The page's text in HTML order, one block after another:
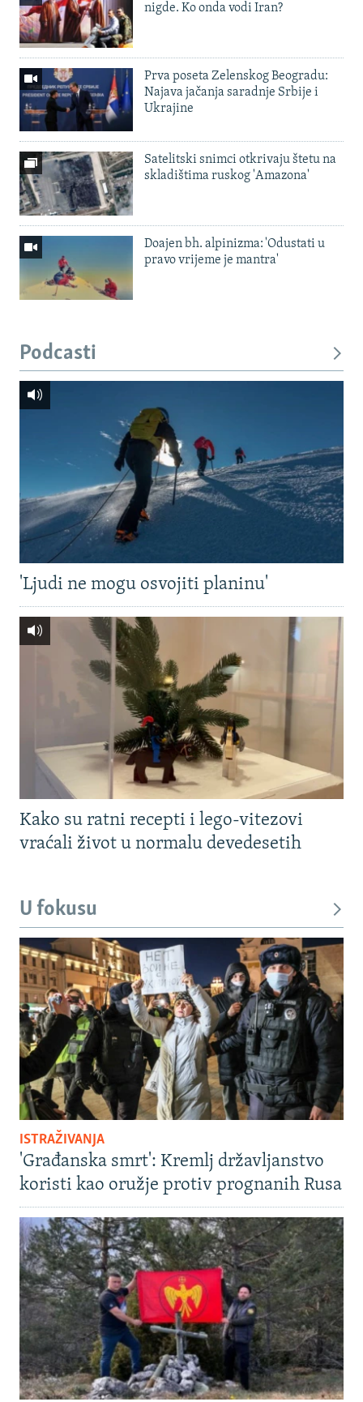
nigde. Ko onda vodi Iran?
Prva poseta Zelenskog Beogradu:
Najava jačanja saradnje Srbije i
Ukrajine
Satelitski snimci otkrivaju štetu na
skladištima ruskog 'Amazona'
Doajen bh. alpinizma: 'Odustati u
pravo vrijeme je mantra'
Podcasti
'Ljudi ne mogu osvojiti planinu'
Kako su ratni recepti i lego-vitezovi
vraćali život u normalu devedesetih
U fokusu
ISTRAŽIVANJA
'Građanska smrt': Kremlj državljanstvo
koristi kao oružje protiv prognanih Rusa